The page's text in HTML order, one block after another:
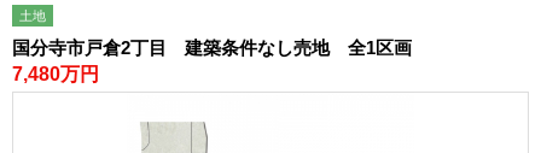
土地
国分寺市戸倉2丁目 建築条件なし売地 全1区画
7,480万円